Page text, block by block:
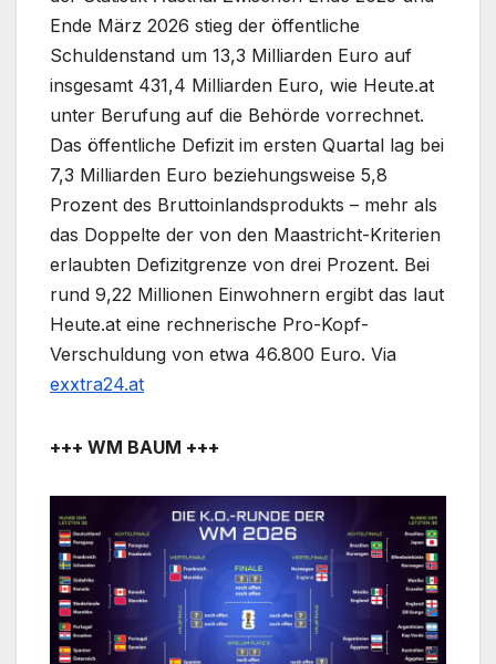
Ende März 2026 stieg der öffentliche
Schuldenstand um 13,3 Milliarden Euro auf
insgesamt 431,4 Milliarden Euro, wie Heute.at
unter Berufung auf die Behörde vorrechnet.
Das öffentliche Defizit im ersten Quartal lag bei
7,3 Milliarden Euro beziehungsweise 5,8
Prozent des Bruttoinlandsprodukts – mehr als
das Doppelte der von den Maastricht-Kriterien
erlaubten Defizitgrenze von drei Prozent. Bei
rund 9,22 Millionen Einwohnern ergibt das laut
Heute.at eine rechnerische Pro-Kopf-
Verschuldung von etwa 46.800 Euro. Via
exxtra24.at
+++ WM BAUM +++